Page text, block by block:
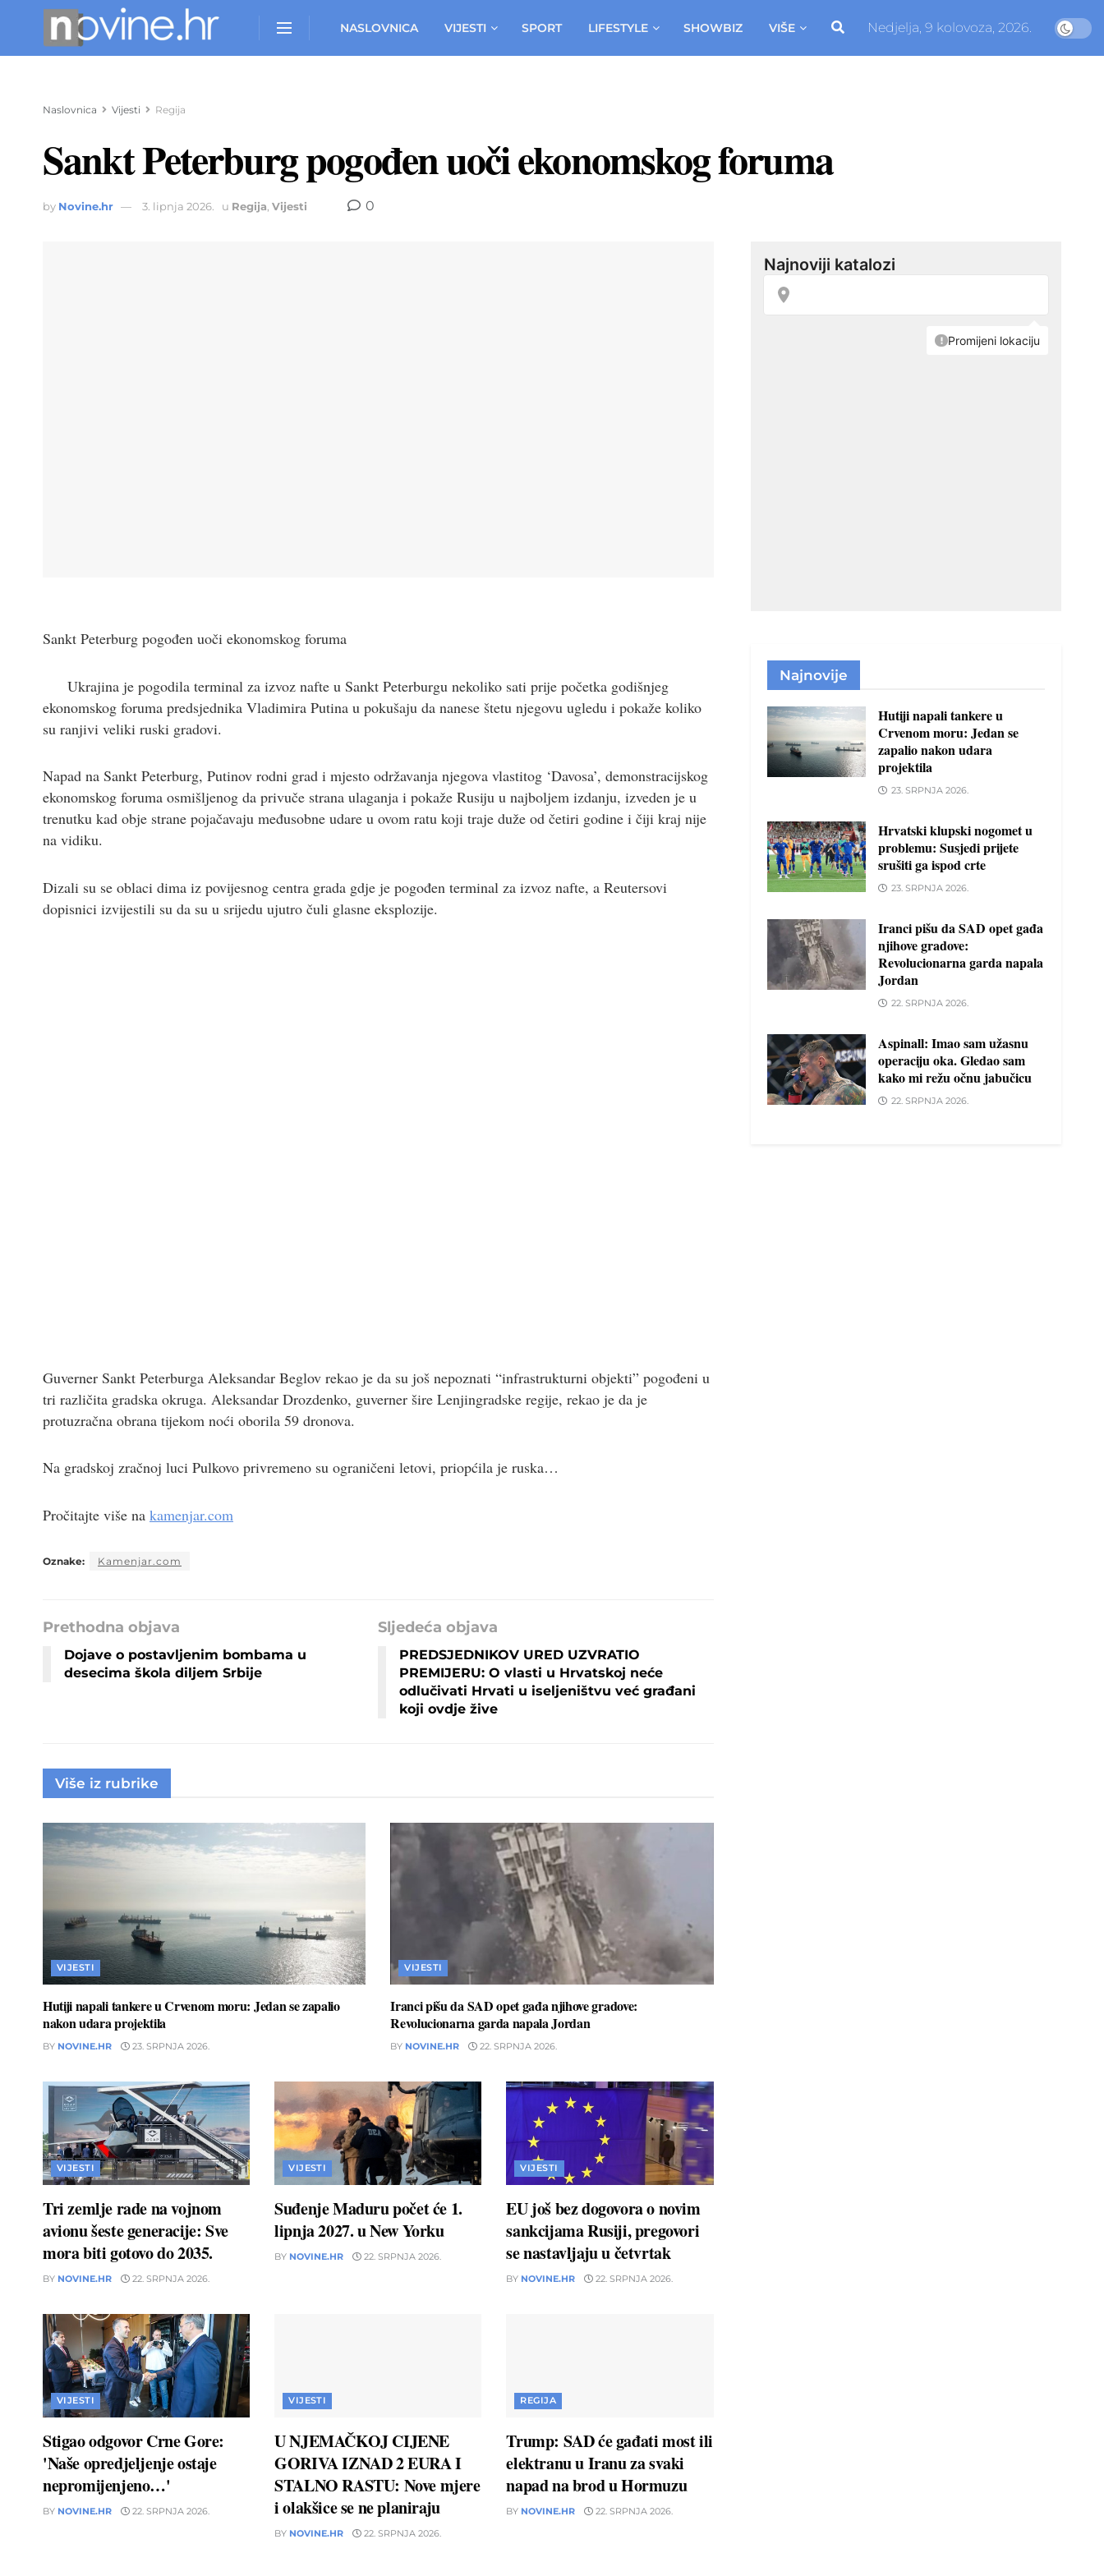
NASLOVNICA VIJESTI SPORT LIFESTYLE SHOWBIZ VIŠE Nedjelja, 9 kolovoza, 2026.
Naslovnica Vijesti Regija
Sankt Peterburg pogođen uoči ekonomskog foruma
by Novine.hr 3. lipnja 2026. u Regija Vijesti 0
Sankt Peterburg pogođen uoči ekonomskog foruma
Ukrajina je pogodila terminal za izvoz nafte u Sankt Peterburgu nekoliko sati prije početka godišnjeg
ekonomskog foruma predsjednika Vladimira Putina u pokušaju da nanese štetu njegovu ugledu i pokaže koliko
su ranjivi veliki ruski gradovi.
Napad na Sankt Peterburg, Putinov rodni grad i mjesto održavanja njegova vlastitog ‘Davosa’, demonstracijskog
ekonomskog foruma osmišljenog da privuče strana ulaganja i pokaže Rusiju u najboljem izdanju, izveden je u
trenutku kad obje strane pojačavaju međusobne udare u ovom ratu koji traje duže od četiri godine i čiji kraj nije
na vidiku.
Dizali su se oblaci dima iz povijesnog centra grada gdje je pogođen terminal za izvoz nafte, a Reutersovi
dopisnici izvijestili su da su u srijedu ujutro čuli glasne eksplozije.
Guverner Sankt Peterburga Aleksandar Beglov rekao je da su još nepoznati “infrastrukturni objekti” pogođeni u
tri različita gradska okruga. Aleksandar Drozdenko, guverner šire Lenjingradske regije, rekao je da je
protuzračna obrana tijekom noći oborila 59 dronova.
Na gradskoj zračnoj luci Pulkovo privremeno su ograničeni letovi, priopćila je ruska…
Pročitajte više na kamenjar.com
Oznake: Kamenjar.com
Prethodna objava
Dojave o postavljenim bombama u
desecima škola diljem Srbije
Sljedeća objava
PREDSJEDNIKOV URED UZVRATIO
PREMIJERU: O vlasti u Hrvatskoj neće
odlučivati Hrvati u iseljeništvu već građani
koji ovdje žive
Više iz rubrike
VIJESTI
Hutiji napali tankere u Crvenom moru: Jedan se zapalio
nakon udara projektila
BY NOVINE.HR 23. SRPNJA 2026.
VIJESTI
Iranci pišu da SAD opet gađa njihove gradove:
Revolucionarna garda napala Jordan
BY NOVINE.HR 22. SRPNJA 2026.
VIJESTI
Tri zemlje rade na vojnom
avionu šeste generacije: Sve
mora biti gotovo do 2035.
BY NOVINE.HR 22. SRPNJA 2026.
VIJESTI
Suđenje Maduru počet će 1.
lipnja 2027. u New Yorku
BY NOVINE.HR 22. SRPNJA 2026.
VIJESTI
EU još bez dogovora o novim
sankcijama Rusiji, pregovori
se nastavljaju u četvrtak
BY NOVINE.HR 22. SRPNJA 2026.
VIJESTI
Stigao odgovor Crne Gore:
'Naše opredjeljenje ostaje
nepromijenjeno…'
BY NOVINE.HR 22. SRPNJA 2026.
VIJESTI
U NJEMAČKOJ CIJENE
GORIVA IZNAD 2 EURA I
STALNO RASTU: Nove mjere
i olakšice se ne planiraju
BY NOVINE.HR 22. SRPNJA 2026.
REGIJA
Trump: SAD će gađati most ili
elektranu u Iranu za svaki
napad na brod u Hormuzu
BY NOVINE.HR 22. SRPNJA 2026.
Najnovije
Hutiji napali tankere u
Crvenom moru: Jedan se
zapalio nakon udara
projektila
23. SRPNJA 2026.
Hrvatski klupski nogomet u
problemu: Susjedi prijete
srušiti ga ispod crte
23. SRPNJA 2026.
Iranci pišu da SAD opet gađa
njihove gradove:
Revolucionarna garda napala
Jordan
22. SRPNJA 2026.
Aspinall: Imao sam užasnu
operaciju oka. Gledao sam
kako mi režu očnu jabučicu
22. SRPNJA 2026.